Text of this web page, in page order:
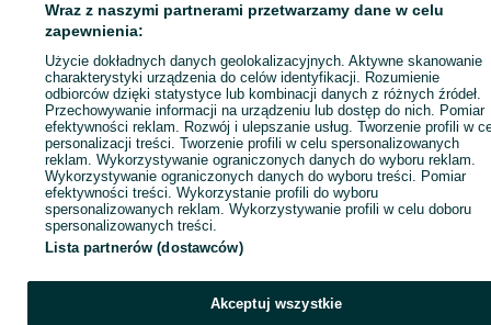
643264708 Wyświetlenia:
Zadzwoń / SMS Wyślij wiadomość
Wraz z naszymi partnerami przetwarzamy dane w celu
zapewnienia:
Użycie dokładnych danych geolokalizacyjnych. Aktywne skanowanie
charakterystyki urządzenia do celów identyfikacji. Rozumienie
odbiorców dzięki statystyce lub kombinacji danych z różnych źródeł.
Przechowywanie informacji na urządzeniu lub dostęp do nich. Pomiar
efektywności reklam. Rozwój i ulepszanie usług. Tworzenie profili w
personalizacji treści. Tworzenie profili w celu spersonalizowanych
reklam. Wykorzystywanie ograniczonych danych do wyboru reklam.
Wykorzystywanie ograniczonych danych do wyboru treści. Pomiar
efektywności treści. Wykorzystanie profili do wyboru
spersonalizowanych reklam. Wykorzystywanie profili w celu doboru
spersonalizowanych treści.
Lista partnerów (dostawców)
Akceptuj wszystkie